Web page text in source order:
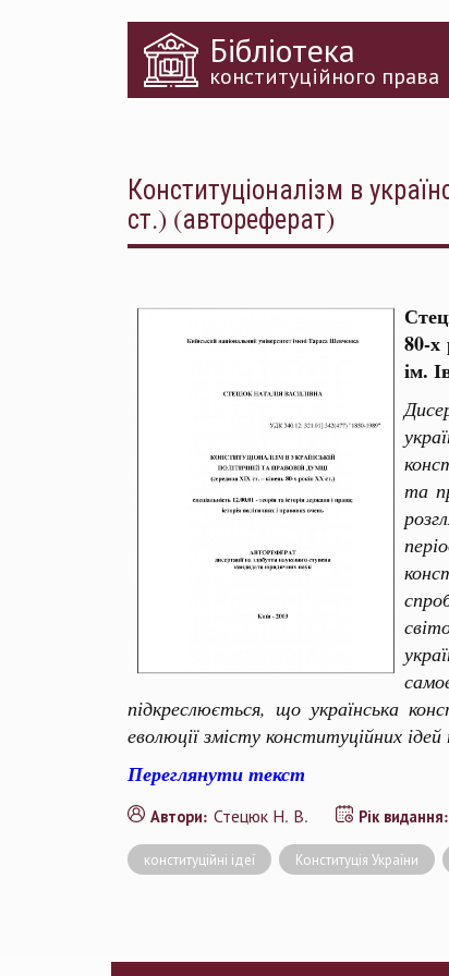
Бібліотека
конституційного права
Конституціоналізм в
ст.) (автореферат)
80-х
ім.
та
підкреслюється, що українська
еволюції змісту конституційних
Переглянути текст
Автори: Стецюк Н. В. Рік видання:
конституційні ідеї Конституція України